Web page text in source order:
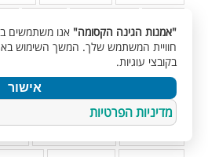
בריכות שחיה
בריכת בטון
בריכת
בריכת שחיה ביתית
גינה אנגלית
גינה חסכונית
גינה מודרנית
"אמנות הגינה הקסומה"
חוויית המשתמש שלך. המשך השימוש
בקובצי עוגיות.
אישור
מדיניות הפרטיות